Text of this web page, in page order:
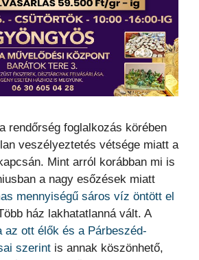
rendőrség foglalkozás körében
veszélyeztetés vétsége miatt a
Mint arról korábban mi is
a nagy esőzések miatt
mennyiségű sáros víz öntött el
ház lakhatatlanná vált. A
az ott élők és a Párbeszéd-
szerint is annak köszönhető,